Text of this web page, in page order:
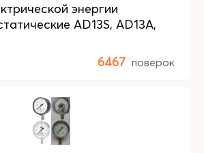
энергии
AD13S, AD13A,
6467 поверок